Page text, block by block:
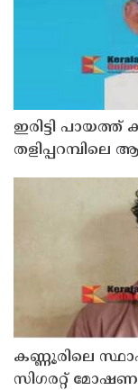
ഇരിട്ടി പായത്ത്
കണ്ണൂരിലെ
സിഗരറ്റ്